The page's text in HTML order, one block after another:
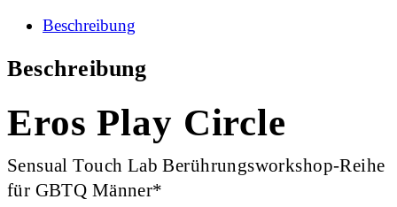
Beschreibung
Beschreibung
Eros Play Circle
Sensual Touch Lab Berührungsworkshop-Reihe
für GBTQ Männer*